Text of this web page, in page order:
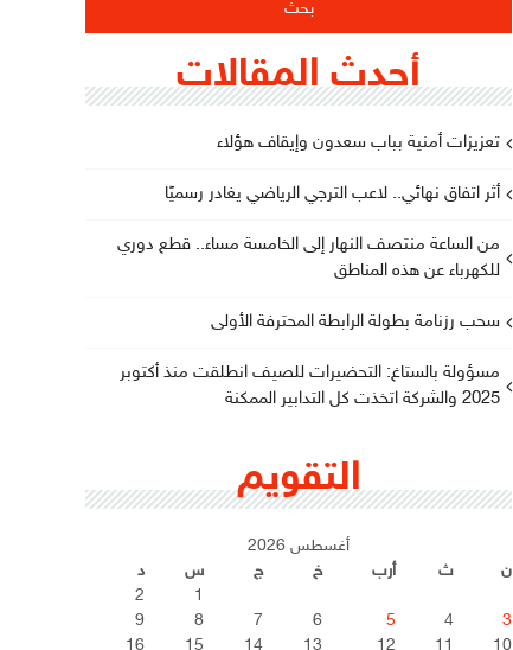
أحدث المقالات
تعزيزات أمنية بباب سعدون وإيقاف هؤلاء
أثر اتفاق نهائي.. لاعب الترجي الرياضي يغادر رسميًا
من الساعة منتصف النهار إلى الخامسة مساء.. قطع دوري
للكهرباء عن هذه المناطق
سحب رزنامة بطولة الرابطة المحترفة الأولى
مسؤولة بالستاغ: التحضيرات للصيف انطلقت منذ أكتوبر
2025 والشركة اتخذت كل التدابير الممكنة
التقويم
أغسطس 2026
ن
ث أرب خ ج س
د
1
2
3
4
5
6
7
8
9
10
11
12
13
14
15
16